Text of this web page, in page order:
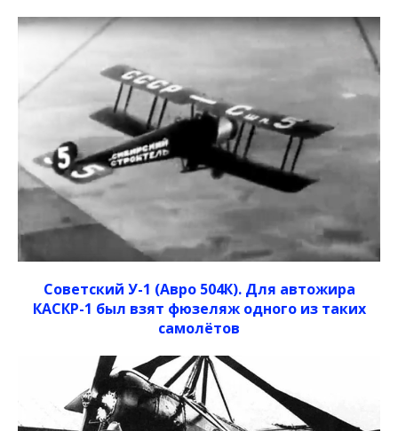
Советский У-1 (Авро 504К). Для автожира
КАСКР-1 был взят фюзеляж одного из таких
самолётов